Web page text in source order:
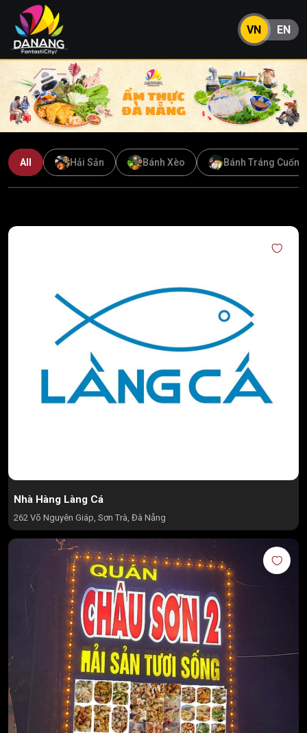
VN EN
All Hải Sản Bánh Xèo Bánh Tráng Cuốn
Nhà Hàng Làng Cá
262 Võ Nguyên Giáp, Sơn Trà, Đà Nẵng